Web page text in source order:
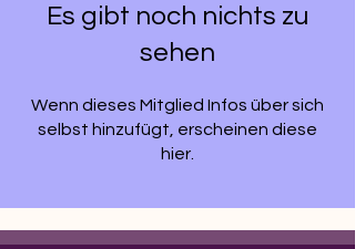
Es gibt noch nichts zu
sehen
Wenn dieses Mitglied Infos über sich
selbst hinzufügt, erscheinen diese
hier.